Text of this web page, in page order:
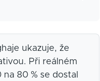
ukazuje, že
Při reálném
na 80 % se dostal